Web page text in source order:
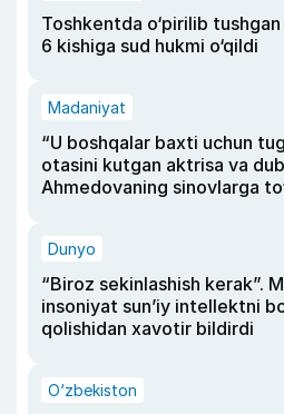
Toshkentda o‘pirilib tushgan
6 kishiga sud hukmi o‘qildi
Madaniyat
“U boshqalar baxti uchun
otasini kutgan aktrisa va
Ahmedovaning sinovlarga
Dunyo
“Biroz sekinlashish kerak”.
insoniyat sun’iy intellektni
qolishidan xavotir bildirdi
O‘zbekiston